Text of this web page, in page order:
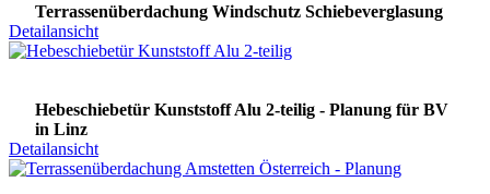
Terrassenüberdachung Windschutz Schiebeverglasung
Detailansicht
Hebeschiebetür Kunststoff Alu 2-teilig - Planung für BV
in Linz
Detailansicht